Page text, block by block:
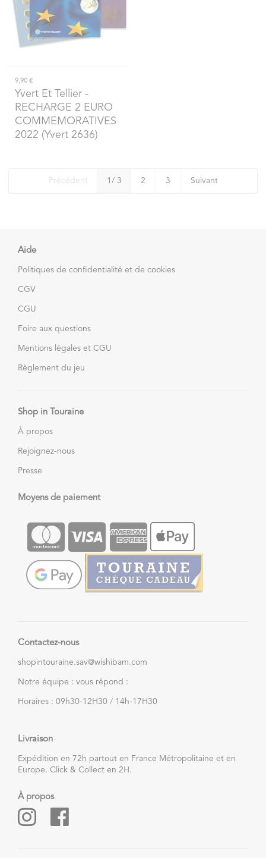
9,90 €
Yvert Et Tellier-
RECHARGE 2 EURO
COMMEMORATIVES
2022 (Yvert 2636)
Précédent 1 / 3 2 3 Suivant
Aide
Politiques de confidentialité et de cookies
CGV
CGU
Foire aux questions
Mentions légales et CGU
Règlement du jeu
Shop in Touraine
À propos
Rejoignez-nous
Presse
Moyens de paiement
Contactez-nous
shopintouraine.sav@wishibam.com
Notre équipe : vous répond :
Horaires : 09h30-12H30 / 14h-17H30
Livraison
Expédition en 72h partout en France Métropolitaine et en
Europe. Click & Collect en 2H.
À propos